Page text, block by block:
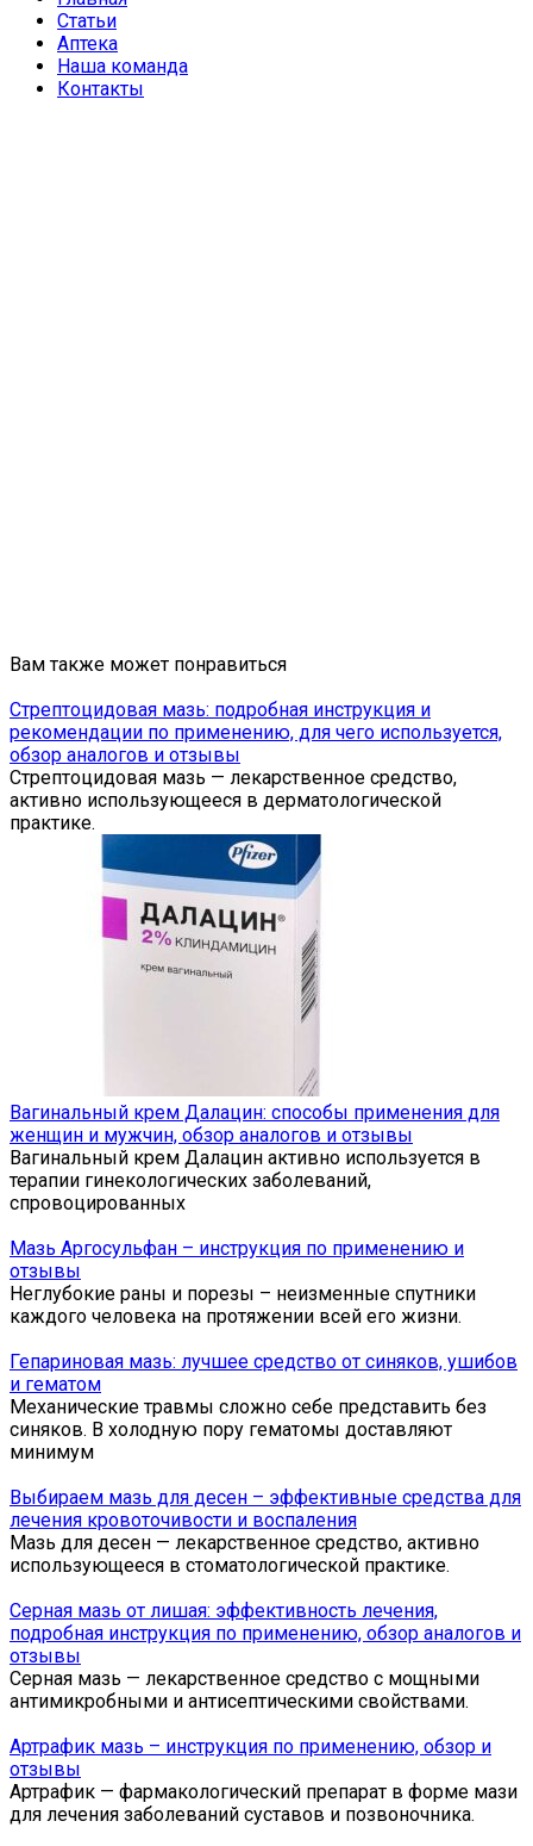
Статьи
Аптека
Наша команда
Контакты
Вам также может понравиться
Стрептоцидовая мазь: подробная инструкция и
рекомендации по применению, для чего используется,
обзор аналогов и отзывы
Стрептоцидовая мазь — лекарственное средство,
активно использующееся в дерматологической
практике.
Вагинальный крем Далацин: способы применения для
женщин и мужчин, обзор аналогов и отзывы
Вагинальный крем Далацин активно используется в
терапии гинекологических заболеваний,
спровоцированных
Мазь Аргосульфан – инструкция по применению и
отзывы
Неглубокие раны и порезы – неизменные спутники
каждого человека на протяжении всей его жизни.
Гепариновая мазь: лучшее средство от синяков, ушибов
и гематом
Механические травмы сложно себе представить без
синяков. В холодную пору гематомы доставляют
минимум
Выбираем мазь для десен – эффективные средства для
лечения кровоточивости и воспаления
Мазь для десен — лекарственное средство, активно
использующееся в стоматологической практике.
Серная мазь от лишая: эффективность лечения,
подробная инструкция по применению, обзор аналогов и
отзывы
Серная мазь — лекарственное средство с мощными
антимикробными и антисептическими свойствами.
Артрафик мазь – инструкция по применению, обзор и
отзывы
Артрафик — фармакологический препарат в форме мази
для лечения заболеваний суставов и позвоночника.